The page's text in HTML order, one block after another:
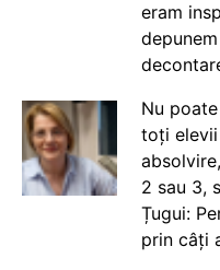
eram
Nu
toți elevii
2 sau 3,
Țugui:
prin câți